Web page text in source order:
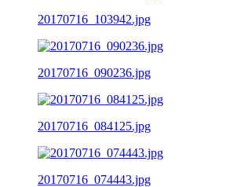
20170716_103942.jpg
20170716_090236.jpg
20170716_084125.jpg
20170716_074443.jpg